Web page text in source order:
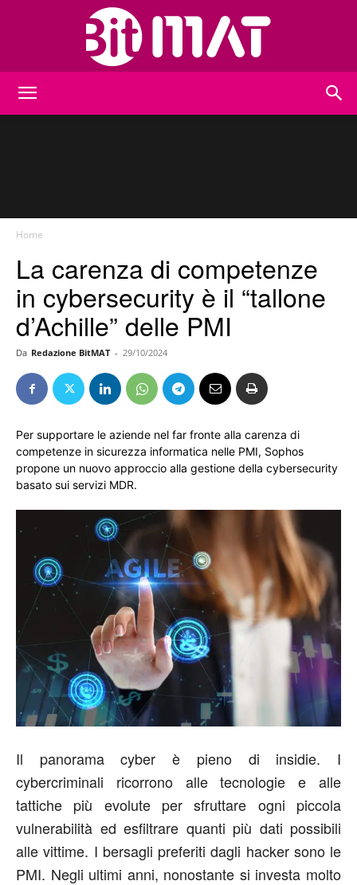
Home
La carenza di competenze
in cybersecurity è il “tallone
d’Achille” delle PMI
Da Redazione BitMAT - 29/10/2024
Per supportare le aziende nel far fronte alla carenza di
competenze in sicurezza informatica nelle PMI, Sophos
propone un nuovo approccio alla gestione della cybersecurity
basato sui servizi MDR.
Il panorama cyber è pieno di insidie. I
cybercriminali ricorrono alle tecnologie e alle
tattiche più evolute per sfruttare ogni piccola
vulnerabilità ed esfiltrare quanti più dati possibili
alle vittime. I bersagli preferiti dagli hacker sono le
PMI. Negli ultimi anni, nonostante si investa molto